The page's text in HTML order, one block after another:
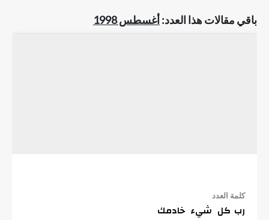
باقي مقالات هذا العدد:أغسطس 1998
كلمة العدد
رب كل شيء خادمك